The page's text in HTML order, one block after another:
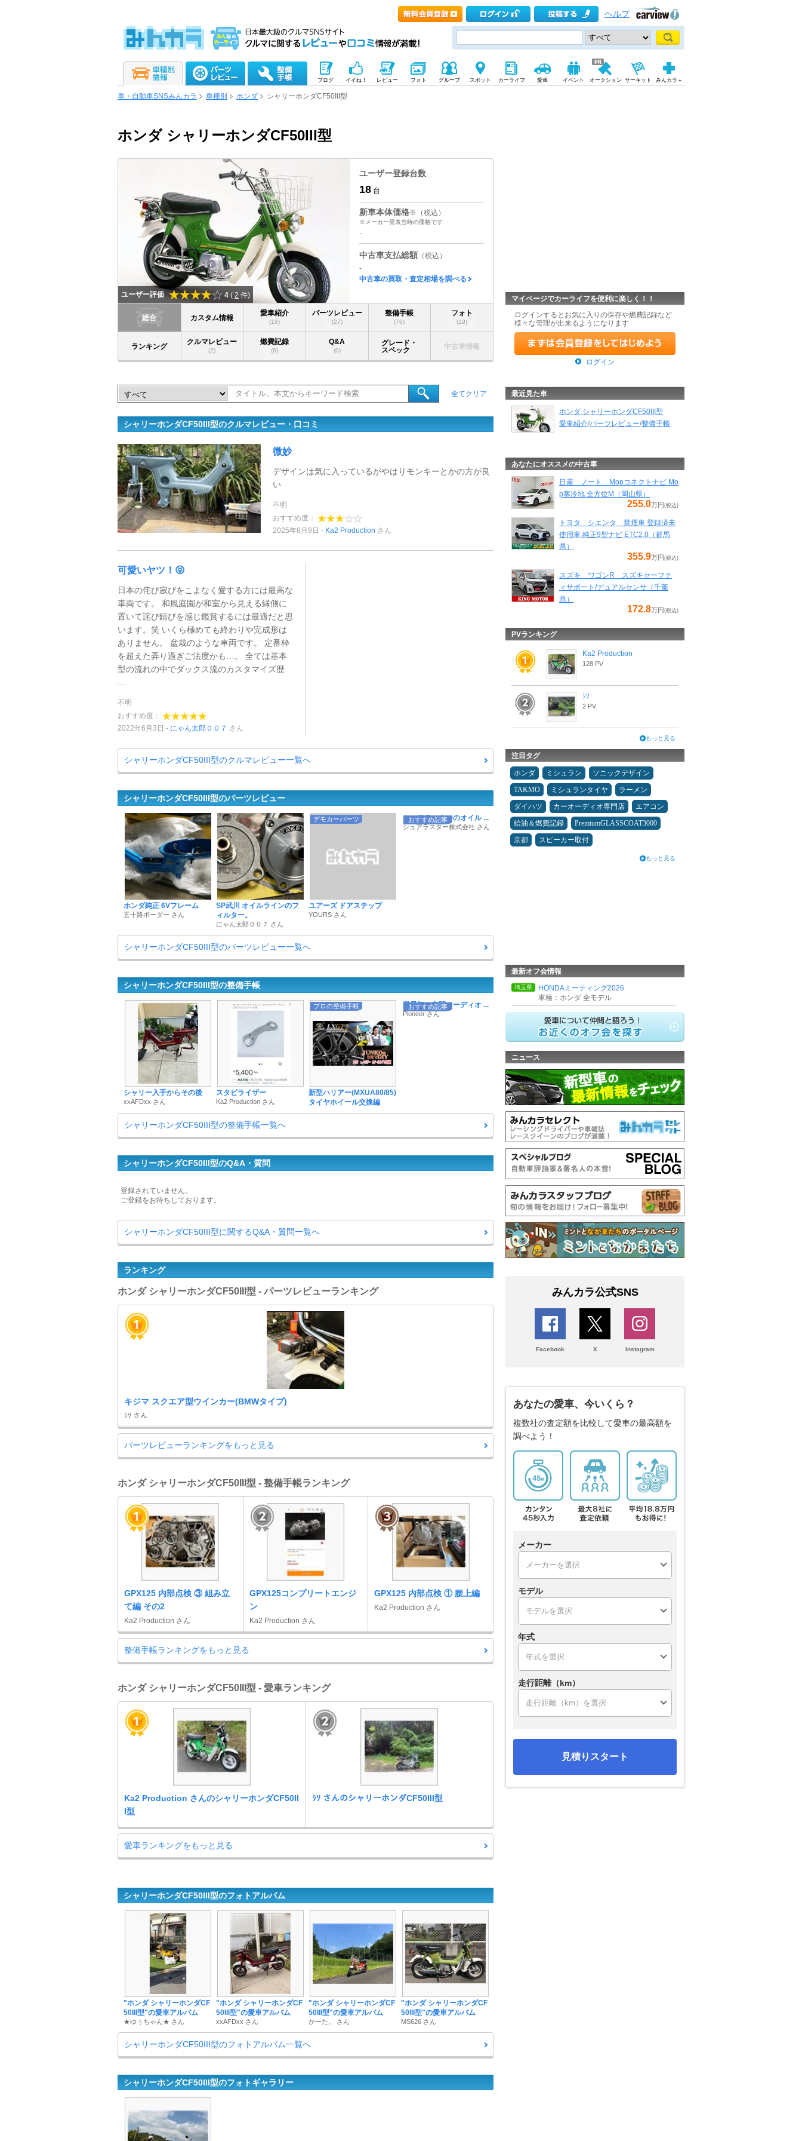
ヘルプ
ブログ イイね！ レビュー フォト グループ スポット カーライフ 愛車 イベント オークション サーキット みんカラ＋
車・自動車SNSみんカラ 車種別 ホンダ シャリーホンダCF50III型
ホンダ シャリーホンダCF50III型
ユーザー評価 4 ( 2 件)
ユーザー登録台数
18 台
新車本体価格※（税込）
※メーカー発表当時の価格です
-
中古車支払総額 （税込）
-
中古車の買取・査定相場を調べる
総合 カスタム情報
愛車紹介
(18)
パーツレビュー
(27)
整備手帳
(76)
フォト
(19)
ランキング
クルマレビュー
(2)
燃費記録
(8)
Q&A
(0)
グレード・
スペック
中古車情報
全てクリア
シャリーホンダCF50III型のクルマレビュー・口コミ
微妙
デザインは気に入っているがやはりモンキーとかの方が良
い
不明
おすすめ度：
2025年8月9日
Ka2 Production さん
可愛いヤツ！😝
日本の侘び寂びをこよなく愛する方には最高な
車両です。 和風庭園が和室から見える縁側に
置いて詫び錆びを感じ鑑賞するには最適だと思
います。笑 いくら極めても終わりや完成形は
ありません。 盆栽のような車両です。 定番枠
を超えた弄り過ぎご法度かも…。 全ては基本
型の流れの中でダックス流のカスタマイズ歴
...
不明
おすすめ度：
2022年6月3日
にゃん太郎００７ さん
シャリーホンダCF50III型のクルマレビュー一覧へ
シャリーホンダCF50III型のパーツレビュー
ホンダ純正 6Vフレーム
五十路ボーダー さん
SP武川 オイルラインのフ
ィルター。
にゃん太郎００７ さん
デモカーパーツ
ユアーズ ドアステップ
YOURS さん
おすすめ記事
シュアラスターのオイル ...
シュアラスター株式会社 さん
シャリーホンダCF50III型のパーツレビュー一覧へ
シャリーホンダCF50III型の整備手帳
シャリー入手からその後
xxAFDxx さん
スタビライザー
Ka2 Production さん
プロの整備手帳
新型ハリアー(MXUA80/85)
タイヤホイール交換編
おすすめ記事
業界初！空間オーディオ ...
Pioneer さん
シャリーホンダCF50III型の整備手帳一覧へ
シャリーホンダCF50III型のQ&A・質問
登録されていません。
ご登録をお待ちしております。
シャリーホンダCF50III型に関するQ&A・質問一覧へ
ランキング
ホンダ シャリーホンダCF50III型 - パーツレビューランキング
キジマ スクエア型ウインカー(BMWタイプ)
ｼｿ さん
パーツレビューランキングをもっと見る
ホンダ シャリーホンダCF50III型 - 整備手帳ランキング
GPX125 内部点検 ③ 組み立
て編 その2
Ka2 Production さん
GPX125コンプリートエンジ
ン
Ka2 Production さん
GPX125 内部点検 ① 腰上編
Ka2 Production さん
整備手帳ランキングをもっと見る
ホンダ シャリーホンダCF50III型 - 愛車ランキング
Ka2 Production さんのシャリーホンダCF50II
I型
ｼｿ さんのシャリーホンダCF50III型
愛車ランキングをもっと見る
シャリーホンダCF50III型のフォトアルバム
"ホンダ シャリーホンダCF
50III型"の愛車アルバム
★ゆぅちゃん★ さん
"ホンダ シャリーホンダCF
50III型"の愛車アルバム
xxAFDxx さん
"ホンダ シャリーホンダCF
50III型"の愛車アルバム
かーた。 さん
"ホンダ シャリーホンダCF
50III型"の愛車アルバム
MS626 さん
シャリーホンダCF50III型のフォトアルバム一覧へ
シャリーホンダCF50III型のフォトギャラリー
マイページでカーライフを便利に楽しく！！
ログインするとお気に入りの保存や燃費記録など
様々な管理が出来るようになります
ログイン
最近見た車
ホンダ シャリーホンダCF50III型
愛車紹介/パーツレビュー/整備手帳
あなたにオススメの中古車
日産 ノート Mopコネクトナビ Mo
p寒冷地 全方位M（岡山県）
255.0万円 (税込)
トヨタ シエンタ 禁煙車 登録済未
使用車 純正9型ナビ ETC2.0（群馬
県）
355.9万円 (税込)
スズキ ワゴンR スズキセーフテ
ィサポート/デュアルセンサ（千葉
県）
172.8万円 (税込)
PVランキング
Ka2 Production
128 PV
ｼｿ
2 PV
もっと見る
注目タグ
ホンダ ミシュラン
ソニックデザイン
TAKMO
ミシュランタイヤ
ラーメン
ダイハツ
カーオーディオ専門店
エアコン
給油＆燃費記録
PremiumGLASSCOAT3000
京都
スピーカー取付
もっと見る
最新オフ会情報
埼玉県
HONDAミーティング2026
車種：ホンダ 全モデル
ニュース
みんカラ公式SNS
Facebook X Instagram
あなたの愛車、今いくら？
複数社の査定額を比較して愛車の最高額を
調べよう！
メーカー
モデル
年式
走行距離（km）
見積りスタート